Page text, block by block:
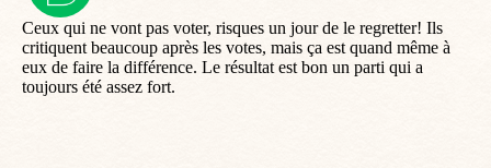
Ceux qui ne vont pas voter, risques un jour de le regretter! Ils
critiquent beaucoup après les votes, mais ça est quand même à
eux de faire la différence. Le résultat est bon un parti qui a
toujours été assez fort.